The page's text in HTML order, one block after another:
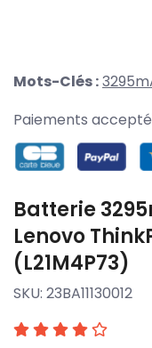
Mots-Clés :
Paiements
Batterie
Lenovo
(L21M4P73)
SKU: 23BA11130012